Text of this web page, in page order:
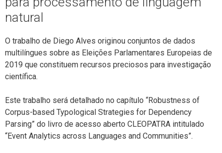
natural
O trabalho de Diego Alves originou conjuntos de dados
multilíngues sobre as Eleições Parlamentares Europeias de
2019 que constituem recursos preciosos para investigação
científica.
Este trabalho será detalhado no capítulo “Robustness of
Corpus-based Typological Strategies for Dependency
Parsing” do livro de acesso aberto CLEOPATRA intitulado
“Event Analytics across Languages and Communities”.